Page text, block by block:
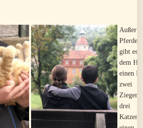
Außer
Pferden
gibt es
dem
einen
zwei
Ziegen,
drei
Katzen